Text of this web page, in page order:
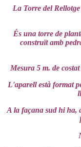
La Torre del
És una torre de
construït amb
Mesura 5 m. de
L'aparell està format
A la façana sud hi ha,